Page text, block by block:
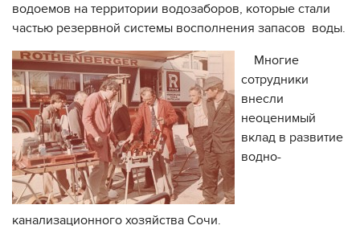
водоемов на территории водозаборов, которые стали
частью резервной системы восполнения запасов воды.
Многие
сотрудники
внесли
неоценимый
вклад в развитие
водно-
канализационного хозяйства Сочи.